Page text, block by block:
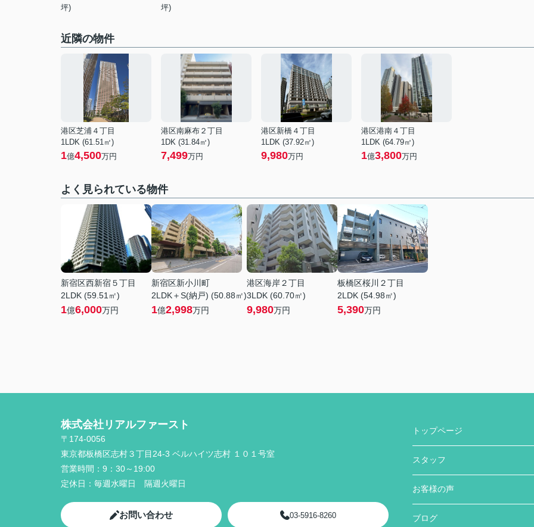
坪)
坪)
近隣の物件
港区芝浦４丁目
1LDK (61.51㎡)
1億4,500万円
港区南麻布２丁目
1DK (31.84㎡)
7,499万円
港区新橋４丁目
1LDK (37.92㎡)
9,980万円
港区港南４丁目
1LDK (64.79㎡)
1億3,800万円
よく見られている物件
新宿区西新宿５丁目
2LDK (59.51㎡)
1億6,000万円
新宿区新小川町
2LDK＋S(納戸) (50.88㎡)
1億2,998万円
港区海岸２丁目
3LDK (60.70㎡)
9,980万円
板橋区桜川２丁目
2LDK (54.98㎡)
5,390万円
株式会社リアルファースト
〒174-0056
東京都板橋区志村３丁目24-3 ベルハイツ志村 １０１号室
営業時間： 9：30～19:00
定休日： 毎週水曜日 隔週火曜日
お問い合わせ 03-5916-8260
トップページ
スタッフ
お客様の声
ブログ